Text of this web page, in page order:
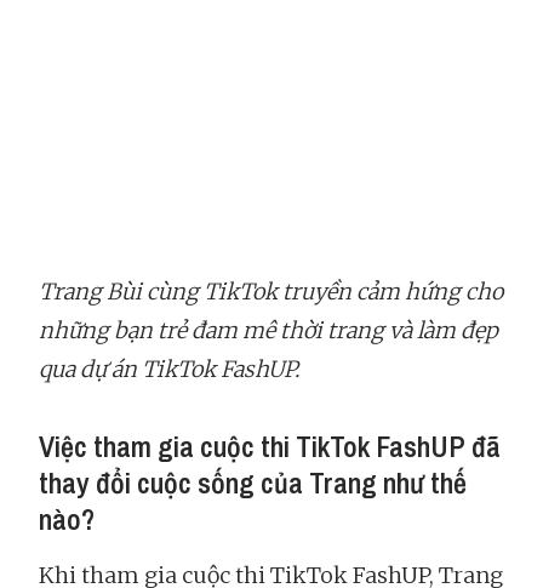
Trang Bùi cùng TikTok truyền cảm hứng cho
những bạn trẻ đam mê thời trang và làm đẹp
qua dự án TikTok FashUP.
Việc tham gia cuộc thi TikTok FashUP đã
thay đổi cuộc sống của Trang như thế
nào?
Khi tham gia cuộc thi TikTok FashUP, Trang